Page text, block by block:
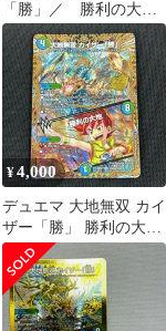
「勝」／ 勝利の大
地 SR 秘 シク シ
ークレット 2枚
【26EX1】
¥4,000
デュエマ 大地無双 カイ
ザー「勝」 勝利の大地
SR 秘 シークレット
26EX1SRHN3T/HN5 ま
すますつよいパック 25
の援軍